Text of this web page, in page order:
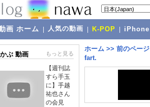
画 ホーム 人気の動画 K-POP iPhone
ぶ 動画 もっと見る
【週刊誌
すら手玉
に】手越
祐也さん
の会見
ホーム >> 前のページ
fart.